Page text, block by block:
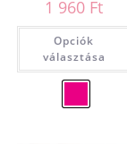
1 960 Ft
Opciók
választása